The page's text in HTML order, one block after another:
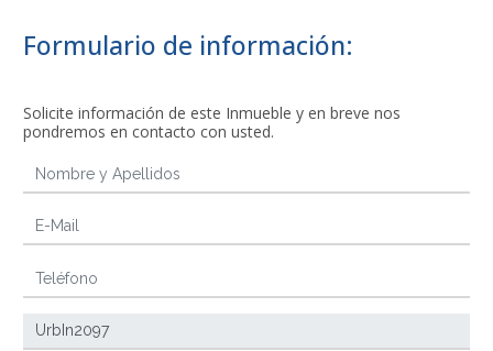
Formulario de información:
Solicite información de este Inmueble y en breve nos
pondremos en contacto con usted.